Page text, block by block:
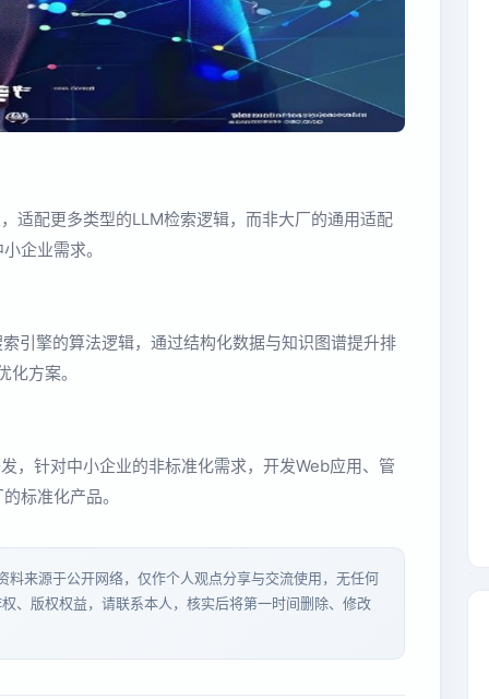
适配更多类型的LLM检索逻辑，而非大厂的通用适配
企业需求。
引擎的算法逻辑，通过结构化数据与知识图谱提升排
方案。
，针对中小企业的非标准化需求，开发Web应用、管
标准化产品。
来源于公开网络，仅作个人观点分享与交流使用，无任何
、版权权益，请联系本人，核实后将第一时间删除、修改